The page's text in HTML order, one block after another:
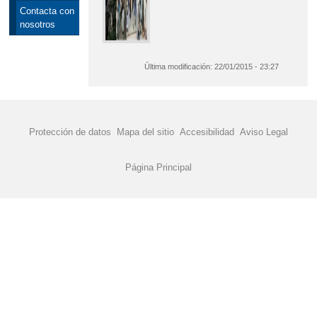
Contacta con
nosotros
Última modificación:22/01/2015 - 23:27
Protección de datos Mapa del sitio Accesibilidad Aviso Legal
Página Principal